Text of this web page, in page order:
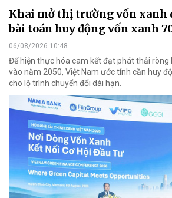
Khai mở thị trường vốn xanh
bài toán huy động vốn xanh
06/08/2026 10:48
Để hiện thực hóa cam kết đạt phát thải ròng
vào năm 2050, Việt Nam ước tính cần huy
cho lộ trình chuyển đổi dài hạn.